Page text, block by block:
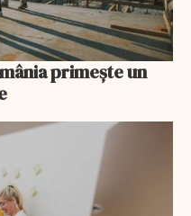
primește un